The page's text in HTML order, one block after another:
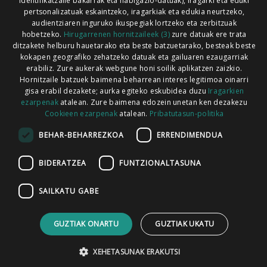
Codesyntaxek garatua
HONI BURUZ LEGE OHARRA PUBLIZITATEA
ARAUAK HARREMANETARAKO RSS
pertsonalizatuak eskaintzeko, iragarkiak eta edukia neurtzeko,
audientziaren inguruko ikuspegiak lortzeko eta zerbitzuak
hobetzeko. Hirugarrenen hornitzaileek (3)zure datuak ere trata
ditzakete helburu hauetarako eta beste batzuetarako, besteak beste
kokapen geografiko zehatzeko datuak eta gailuaren ezaugarriak
erabiliz. Zure aukerak webgune honi soilik aplikatzen zaizkio.
Hornitzaile batzuek baimena beharrean interes legitimoa oinarri
gisa erabil dezakete; aurka egiteko eskubidea duzu Iragarkien
ezarpenakatalean. Zure baimena edozein unetan ken dezakezu
Cookieen ezarpenak atalean. Pribatutasun-politika
BEHAR-BEHARREZKOA ERRENDIMENDUA
BIDERATZEA FUNTZIONALTASUNA
SAILKATU GABE
GUZTIAK ONARTU GUZTIAK UKATU
XEHETASUNAK ERAKUTSI